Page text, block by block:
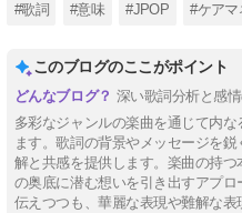
#歌詞 #意味 #JPOP #ケアマ
このブログのここがポイント
深い歌詞分析と感
多彩なジャンルの楽曲を通じて内
ます。歌詞の背景やメッセージを
解と共感を提供します。楽曲の持
の奥底に潜む想いを引き出すアプ
伝えつつも、華麗な表現や難解な